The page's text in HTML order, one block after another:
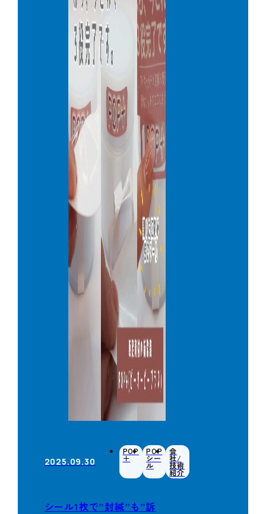
2025.09.30
POP
＋
POP
シー
ル
会
社/
技術
紹介
シール1枚で”封緘”も”訴